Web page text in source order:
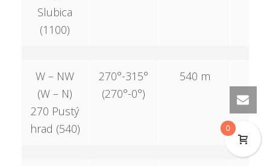
Slubica
(1100)
W – NW
(W – N)
270 Pustý
hrad (540)
270°-315°
(270°-0°)
540 m
0